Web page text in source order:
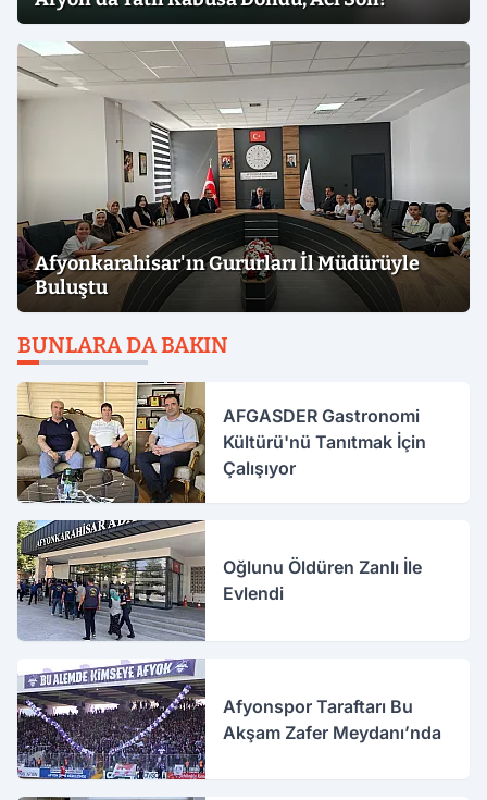
Afyonkarahisar'ın Gururları İl Müdürüyle
Buluştu
BUNLARA DA BAKIN
AFGASDER Gastronomi
Kültürü'nü Tanıtmak İçin
Çalışıyor
Oğlunu Öldüren Zanlı İle
Evlendi
Afyonspor Taraftarı Bu
Akşam Zafer Meydanı’nda